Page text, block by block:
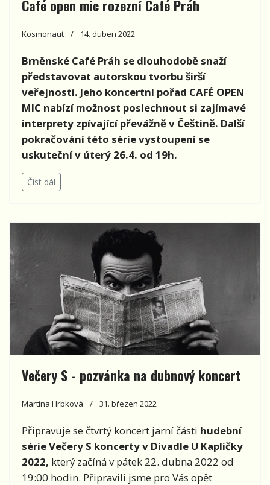
Café open mic rozezní Café Práh
Kosmonaut 14. duben 2022
Brněnské Café Práh se dlouhodobě snaží
představovat autorskou tvorbu širší
veřejnosti. Jeho koncertní pořad CAFÉ OPEN
MIC nabízí možnost poslechnout si zajímavé
interprety zpívající převážně v Češtině. Další
pokračování této série vystoupení se
uskuteční v úterý 26.4. od 19h.
Číst dál
Večery S - pozvánka na dubnový koncert
Martina Hrbková 31. březen 2022
Připravuje se čtvrtý koncert jarní části hudební
sérieVečery S koncerty v Divadle U Kapličky
2022, který začíná v pátek 22. dubna 2022 od
19:00 hodin. Připravili jsme pro Vás opět